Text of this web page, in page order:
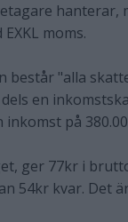
hanterar,
moms.
består "alla
en
på
ger 77kr i
54kr kvar. Det